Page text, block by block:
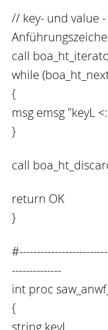
// key- und value
call
while
{
msg emsg "keyL
}
call
return OK
}
--------------
int proc
{